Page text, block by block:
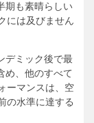
期も素晴らしい
には及びません
デミック後で最
め、他のすべて
ーマンスは、空
の水準に達する